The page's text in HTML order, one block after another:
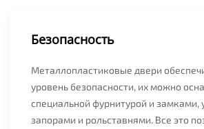
Безопасность
Металлопластиковые двери
уровень безопасности, их можно
специальной фурнитурой и замками,
запорами и рольставнями. Все это